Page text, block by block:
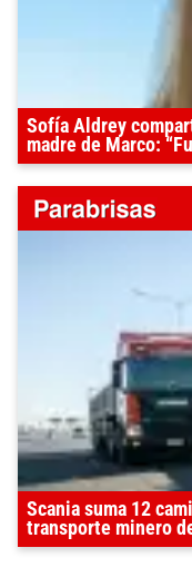
Sofía Aldrey
madre de Marco:
Scania suma 12
transporte minero